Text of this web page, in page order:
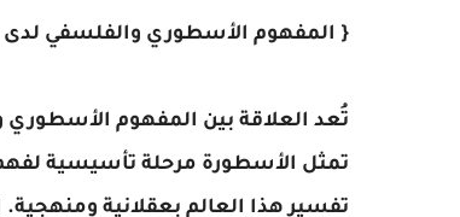
{ المفهوم الأسطوري والفلسفي لدى
تُعد العلاقة بين المفهوم
تمثل الأسطورة مرحلة تأسيسية
تفسير هذا العالم بعقلانية